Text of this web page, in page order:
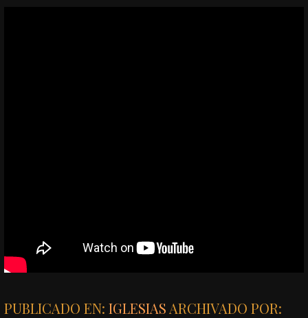
PUBLICADO EN:IGLESIAS ARCHIVADO POR: